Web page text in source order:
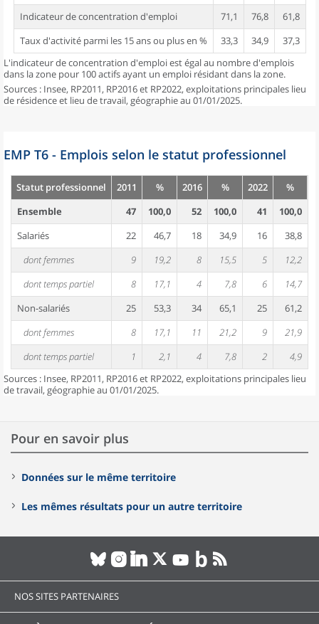
Indicateur de concentration d'emploi
71,1 76,8
61,8
Taux d'activité parmi les 15 ans ou plus en %
33,3 34,9
37,3
L'indicateur de concentration d'emploi est égal au nombre d'emplois
dans la zone pour 100 actifs ayant un emploi résidant dans la zone.
Sources : Insee, RP2011, RP2016 et RP2022, exploitations principales lieu
de résidence et lieu de travail, géographie au 01/01/2025.
EMP T6 - Emplois selon le statut professionnel
Statut professionnel 2011 % 2016 % 2022
%
Ensemble
47 100,0 52 100,0 41
100,0
Salariés
22 46,7 18 34,9 16
38,8
dont femmes
9 19,2 8 15,5 5
12,2
dont temps partiel
8 17,1 4 7,8 6
14,7
Non-salariés
25 53,3 34 65,1 25
61,2
dont femmes
8 17,1 11 21,2 9
21,9
dont temps partiel
1 2,1 4 7,8 2
4,9
Sources : Insee, RP2011, RP2016 et RP2022, exploitations principales lieu
de travail, géographie au 01/01/2025.
Pour en savoir plus
Données sur le même territoire
Les mêmes résultats pour un autre territoire
NOS SITES PARTENAIRES